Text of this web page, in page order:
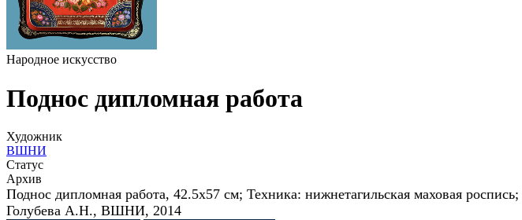
Народное искусство
Поднос дипломная работа
Художник
ВШНИ
Статус
Архив
Поднос дипломная работа, 42.5х57 см; Техника: нижнетагильская маховая роспись;
Голубева А.Н., ВШНИ, 2014